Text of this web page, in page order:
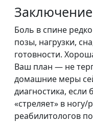
Заключение
Боль в спине
позы, нагрузки,
готовности.
Ваш план — не
домашние меры
диагностика, если
«стреляет» в
реабилитологов